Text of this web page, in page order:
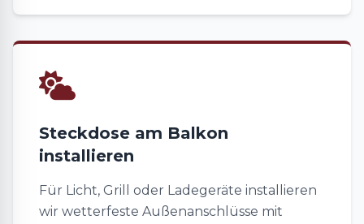
Steckdose am Balkon
installieren
Für Licht, Grill oder Ladegeräte installieren
wir wetterfeste Außenanschlüsse mit